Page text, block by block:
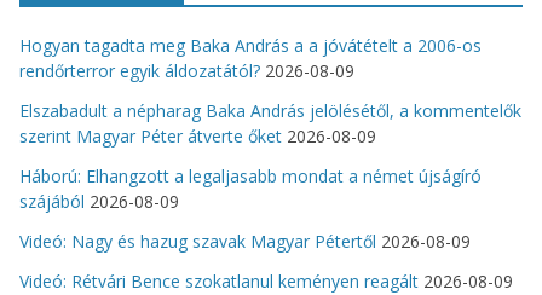
Hogyan tagadta meg Baka András a a jóvátételt a 2006-os
rendőrterror egyik áldozatától? 2026-08-09
Elszabadult a népharag Baka András jelölésétől, a kommentelők
szerint Magyar Péter átverte őket 2026-08-09
Háború: Elhangzott a legaljasabb mondat a német újságíró
szájából 2026-08-09
Videó: Nagy és hazug szavak Magyar Pétertől 2026-08-09
Videó: Rétvári Bence szokatlanul keményen reagált 2026-08-09